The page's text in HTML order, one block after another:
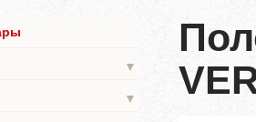
▼
▼